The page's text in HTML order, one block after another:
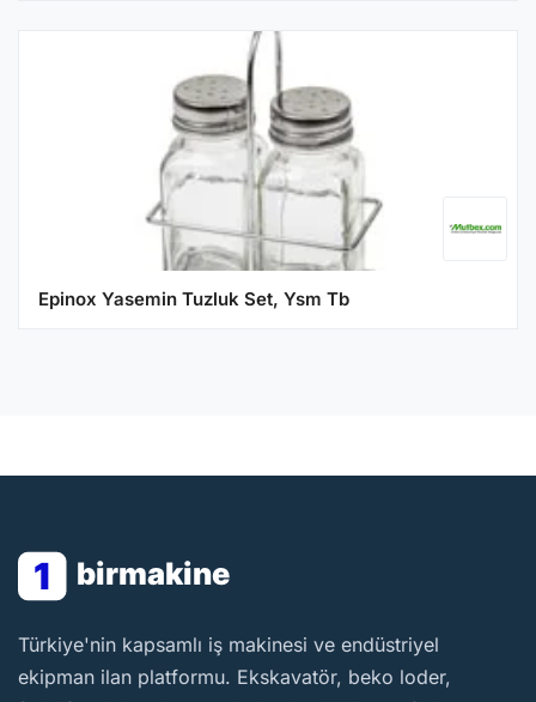
Epinox Yasemin Tuzluk Set, Ysm Tb
1 birmakine
BirMakine
Türkiye'nin kapsamlı iş makinesi ve endüstriyel
ekipman ilan platformu. Ekskavatör, beko loder,